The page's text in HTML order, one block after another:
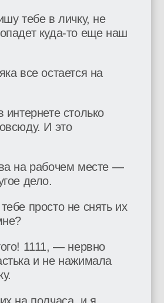
тебе в личку, не
куда-то еще наш
все остается на
столько
И это
на рабочем месте —
дело.
просто не снять их
1111, — нервно
и не нажимала